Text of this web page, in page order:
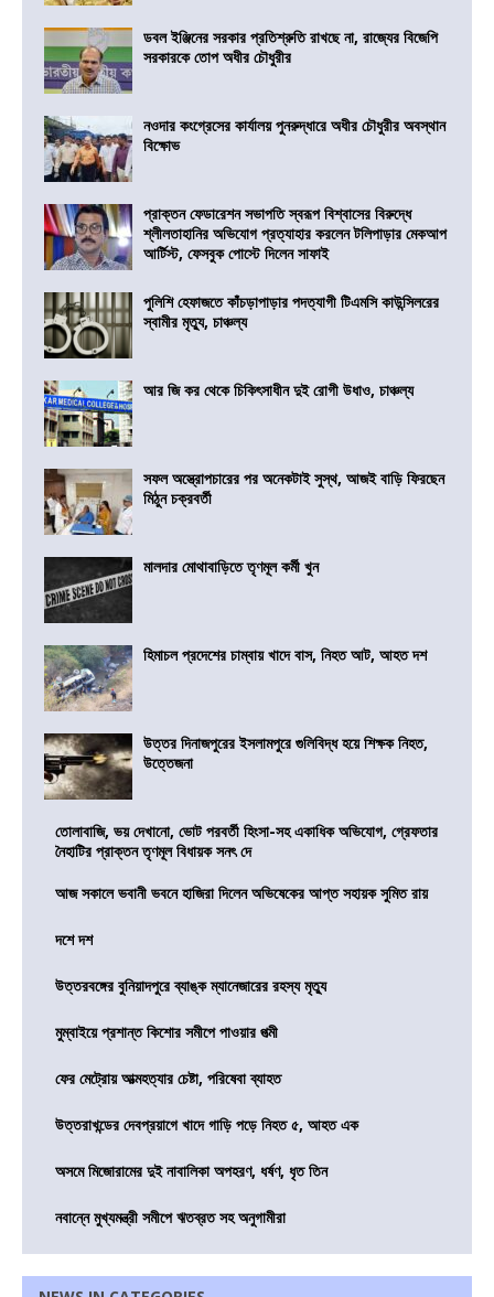
ডবল ইঞ্জিনের সরকার প্রতিশ্রুতি রাখছে না, রাজ্যের বিজেপি
সরকারকে তোপ অধীর চৌধুরীর
নওদার কংগ্রেসের কার্যালয় পুনরুদ্ধারে অধীর চৌধুরীর অবস্থান
বিক্ষোভ
প্রাক্তন ফেডারেশন সভাপতি স্বরূপ বিশ্বাসের বিরুদ্ধে
শ্লীলতাহানির অভিযোগ প্রত্যাহার করলেন টলিপাড়ার মেকআপ
আর্টিস্ট, ফেসবুক পোস্টে দিলেন সাফাই
পুলিশি হেফাজতে কাঁচড়াপাড়ার পদত্যাগী টিএমসি কাউন্সিলরের
স্বামীর মৃত্যু, চাঞ্চল্য
আর জি কর থেকে চিকিৎসাধীন দুই রোগী উধাও, চাঞ্চল্য
সফল অস্ত্রোপচারের পর অনেকটাই সুস্থ, আজই বাড়ি ফিরছেন
মিঠুন চক্রবর্তী
মালদার মোথাবাড়িতে তৃণমূল কর্মী খুন
হিমাচল প্রদেশের চাম্বায় খাদে বাস, নিহত আট, আহত দশ
উত্তর দিনাজপুরের ইসলামপুরে গুলিবিদ্ধ হয়ে শিক্ষক নিহত,
উত্তেজনা
তোলাবাজি, ভয় দেখানো, ভোট পরবর্তী হিংসা-সহ একাধিক অভিযোগ, গ্রেফতার
নৈহাটির প্রাক্তন তৃণমূল বিধায়ক সনৎ দে
আজ সকালে ভবানী ভবনে হাজিরা দিলেন অভিষেকের আপ্ত সহায়ক সুমিত রায়
দশে দশ
উত্তরবঙ্গের বুনিয়াদপুরে ব্যাঙ্ক ম্যানেজারের রহস্য মৃত্যু
মুম্বাইয়ে প্রশান্ত কিশোর সমীপে পাওয়ার পত্মী
ফের মেট্রোয় আত্মহত্যার চেষ্টা, পরিষেবা ব্যাহত
উত্তরাখন্ডের দেবপ্রয়াগে খাদে গাড়ি পড়ে নিহত ৫, আহত এক
অসমে মিজোরামের দুই নাবালিকা অপহরণ, ধর্ষণ, ধৃত তিন
নবান্নে মুখ্যমন্ত্রী সমীপে ঋতব্রত সহ অনুগামীরা